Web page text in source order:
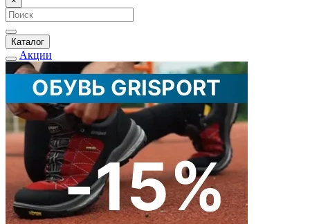
Каталог
Акции